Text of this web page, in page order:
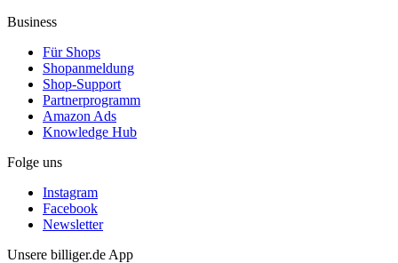
Business
Für Shops
Shopanmeldung
Shop-Support
Partnerprogramm
Amazon Ads
Knowledge Hub
Folge uns
Instagram
Facebook
Newsletter
Unsere billiger.de App